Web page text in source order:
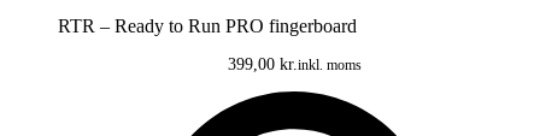
RTR – Ready to Run PRO fingerboard
399,00 kr.inkl. moms